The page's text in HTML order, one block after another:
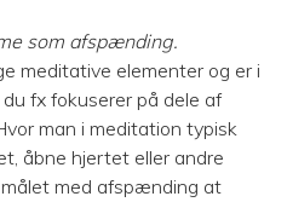
som afspænding.
meditative elementer og er i
fx fokuserer på dele af
man i meditation typisk
åbne hjertet eller andre
med afspænding at